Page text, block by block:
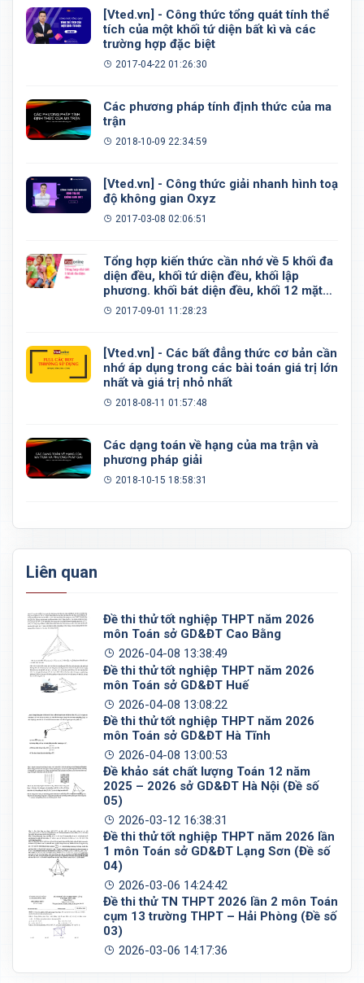
[Vted.vn] - Công thức tổng quát tính thể
tích của một khối tứ diện bất kì và các
trường hợp đặc biệt
2017-04-22 01:26:30
Các phương pháp tính định thức của ma
trận
2018-10-09 22:34:59
[Vted.vn] - Công thức giải nhanh hình toạ
độ không gian Oxyz
2017-03-08 02:06:51
Tổng hợp kiến thức cần nhớ về 5 khối đa
diện đều, khối tứ diện đều, khối lập
phương. khối bát diện đều, khối 12 mặt
đều, khối 20 mặt đều
2017-09-01 11:28:23
[Vted.vn] - Các bất đẳng thức cơ bản cần
nhớ áp dụng trong các bài toán giá trị lớn
nhất và giá trị nhỏ nhất
2018-08-11 01:57:48
Các dạng toán về hạng của ma trận và
phương pháp giải
2018-10-15 18:58:31
Liên quan
Đề thi thử tốt nghiệp THPT năm 2026
môn Toán sở GD&ĐT Cao Bằng
2026-04-08 13:38:49
Đề thi thử tốt nghiệp THPT năm 2026
môn Toán sở GD&ĐT Huế
2026-04-08 13:08:22
Đề thi thử tốt nghiệp THPT năm 2026
môn Toán sở GD&ĐT Hà Tĩnh
2026-04-08 13:00:53
Đề khảo sát chất lượng Toán 12 năm
2025 – 2026 sở GD&ĐT Hà Nội (Đề số
05)
2026-03-12 16:38:31
Đề thi thử tốt nghiệp THPT năm 2026 lần
1 môn Toán sở GD&ĐT Lạng Sơn (Đề số
04)
2026-03-06 14:24:42
Đề thi thử TN THPT 2026 lần 2 môn Toán
cụm 13 trường THPT – Hải Phòng (Đề số
03)
2026-03-06 14:17:36